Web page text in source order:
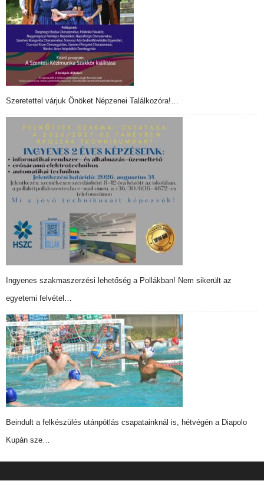
Szeretettel várjuk Önöket Népzenei Találkozóra!…
Ingyenes szakmaszerzési lehetőség a Pollákban! Nem sikerült az
egyetemi felvétel…
Beindult a felkészülés utánpótlás csapatainknál is, hétvégén a Diapolo
Kupán sze…